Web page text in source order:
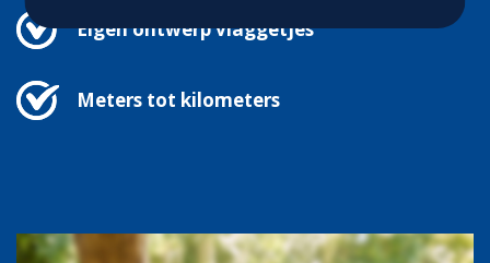
Eigen ontwerp vlaggetjes
Meters tot kilometers